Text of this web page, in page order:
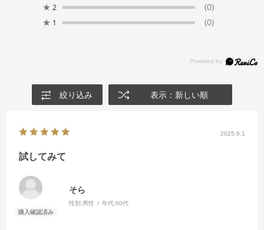
★ 2
(0)
★ 1 (0)
絞り込み 表示：新しい順
2025.6.1
試してみて
そら
性別:男性 年代:60代